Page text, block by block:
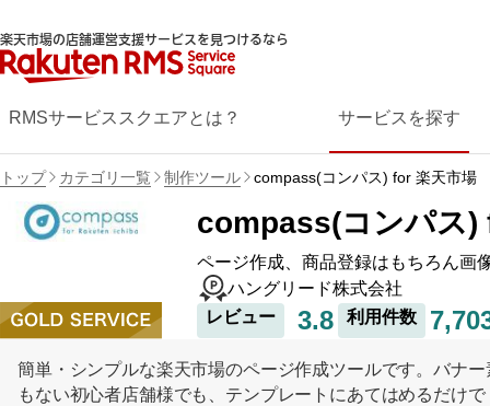
楽天市場の店舗運営支援サービスを見つけるなら
RMSサービススクエアとは？ サービスを探す
トップ カテゴリ一覧 制作ツール compass(コンパス) for 楽天市場
compass(コンパス)
ページ作成、商品登録はもちろん画
ハングリード株式会社
レビュー
3.8 利用件数
簡単・シンプルな楽天市場のページ作成ツールです。バナ
もない初心者店舗様でも、テンプレートにあてはめるだけ